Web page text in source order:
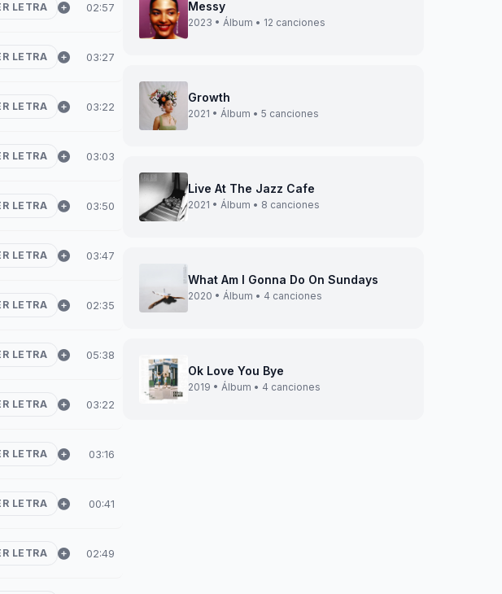
LETRA 02:57
LETRA 03:27
LETRA 03:22
LETRA 03:03
LETRA 03:50
LETRA 03:47
LETRA 02:35
LETRA 05:38
LETRA 03:22
LETRA 03:16
LETRA 00:41
LETRA 02:49
Messy
2023 • Álbum • 12 canciones
Growth
2021 • Álbum • 5 canciones
Live At The Jazz Cafe
2021 • Álbum • 8 canciones
What Am I Gonna Do On Sundays
2020 • Álbum • 4 canciones
Ok Love You Bye
2019 • Álbum • 4 canciones